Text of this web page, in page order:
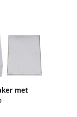
met